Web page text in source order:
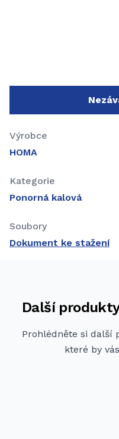
Výrobce
HOMA
Kategorie
Ponorná kalová
Soubory
Dokument ke stažení
Další
Prohlédněte si další
které by